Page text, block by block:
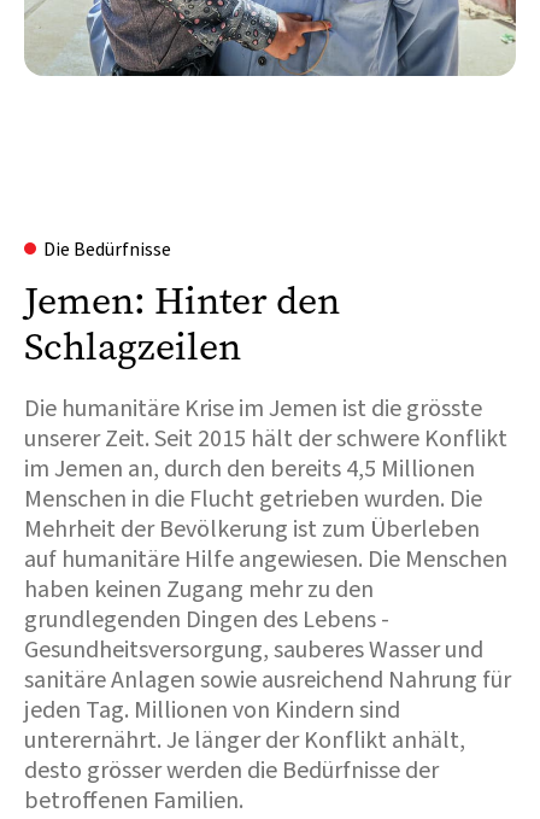
Die Bedürfnisse
Jemen: Hinter den
Schlagzeilen
Die humanitäre Krise im Jemen ist die grösste
unserer Zeit. Seit 2015 hält der schwere Konflikt
im Jemen an, durch den bereits 4,5 Millionen
Menschen in die Flucht getrieben wurden. Die
Mehrheit der Bevölkerung ist zum Überleben
auf humanitäre Hilfe angewiesen. Die Menschen
haben keinen Zugang mehr zu den
grundlegenden Dingen des Lebens -
Gesundheitsversorgung, sauberes Wasser und
sanitäre Anlagen sowie ausreichend Nahrung für
jeden Tag. Millionen von Kindern sind
unterernährt. Je länger der Konflikt anhält,
desto grösser werden die Bedürfnisse der
betroffenen Familien.